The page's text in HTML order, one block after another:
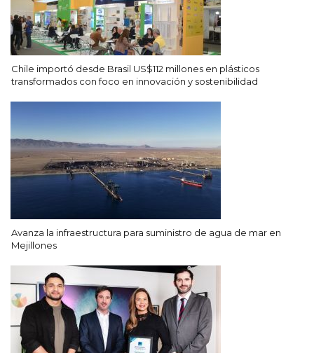
Chile importó desde Brasil US$112 millones en plásticos
transformados con foco en innovación y sostenibilidad
Avanza la infraestructura para suministro de agua de mar en
Mejillones